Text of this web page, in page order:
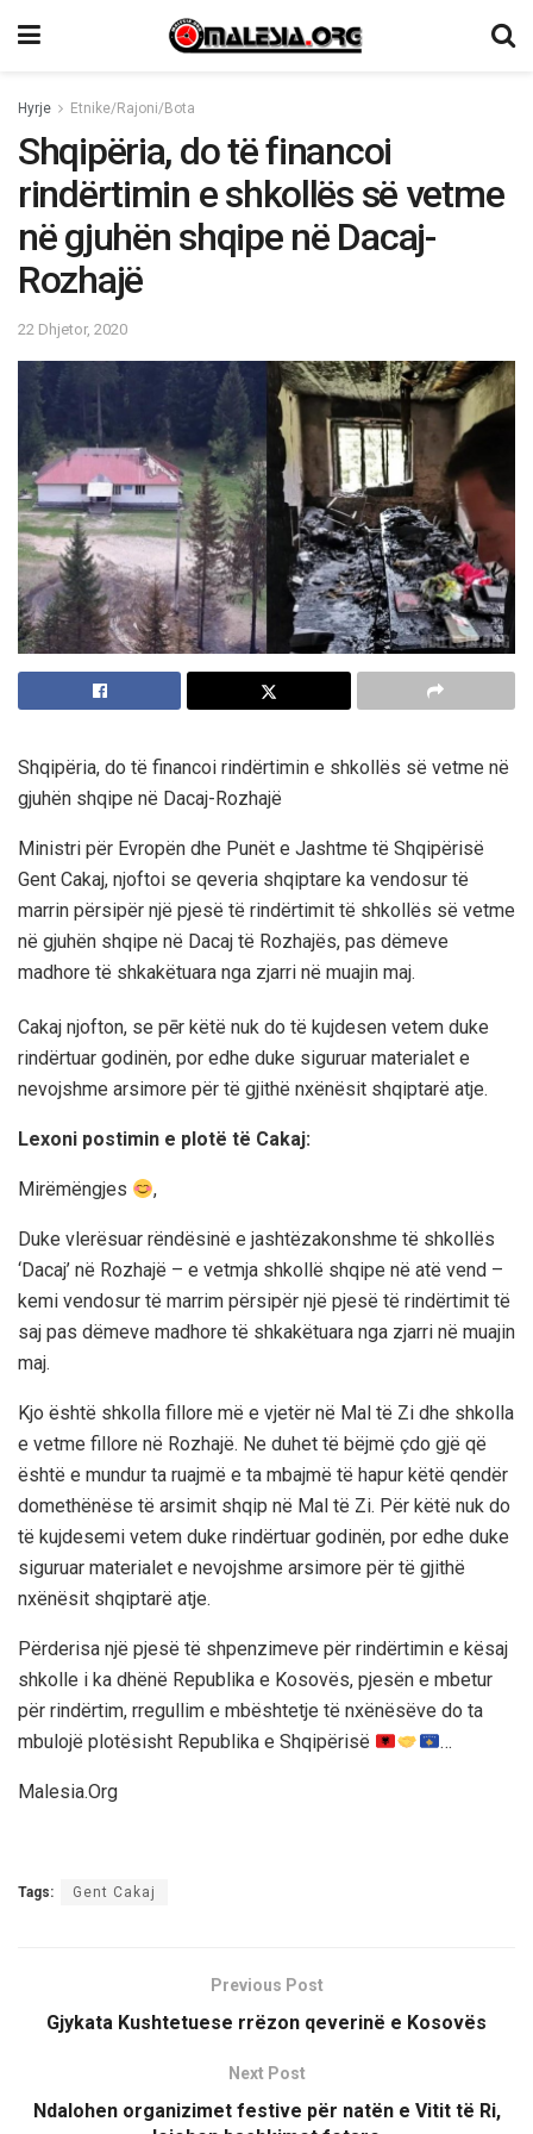
Hyrje Etnike/Rajoni/Bota
Shqipëria, do të financoi
rindërtimin e shkollës së vetme
në gjuhën shqipe në Dacaj-
Rozhajë
22 Dhjetor, 2020
Shqipëria, do të financoi rindërtimin e shkollës së vetme në
gjuhën shqipe në Dacaj-Rozhajë
Ministri për Evropën dhe Punët e Jashtme të Shqipërisë
Gent Cakaj, njoftoi se qeveria shqiptare ka vendosur të
marrin përsipër një pjesë të rindërtimit të shkollës së vetme
në gjuhën shqipe në Dacaj të Rozhajës, pas dëmeve
madhore të shkakëtuara nga zjarri në muajin maj.
Cakaj njofton, se pēr këtë nuk do të kujdesen vetem duke
rindërtuar godinën, por edhe duke siguruar materialet e
nevojshme arsimore për të gjithë nxënësit shqiptarë atje.
Lexoni postimin e plotë të Cakaj:
Mirëmëngjes ,
Duke vlerësuar rëndësinë e jashtëzakonshme të shkollës
‘Dacaj’ në Rozhajë – e vetmja shkollë shqipe në atë vend –
kemi vendosur të marrim përsipër një pjesë të rindërtimit të
saj pas dëmeve madhore të shkakëtuara nga zjarri në muajin
maj.
Kjo është shkolla fillore më e vjetër në Mal të Zi dhe shkolla
e vetme fillore në Rozhajë. Ne duhet të bëjmë çdo gjë që
është e mundur ta ruajmë e ta mbajmë të hapur këtë qendër
domethënëse të arsimit shqip në Mal të Zi. Për këtë nuk do
të kujdesemi vetem duke rindërtuar godinën, por edhe duke
siguruar materialet e nevojshme arsimore për të gjithë
nxënësit shqiptarë atje.
Përderisa një pjesë të shpenzimeve për rindërtimin e kësaj
shkolle i ka dhënë Republika e Kosovës, pjesën e mbetur
për rindërtim, rregullim e mbështetje të nxënësëve do ta
mbulojë plotësisht Republika e Shqipërisë
…
Malesia.Org
Tags: Gent Cakaj
Previous Post
Gjykata Kushtetuese rrëzon qeverinë e Kosovës
Next Post
Ndalohen organizimet festive për natën e Vitit të Ri,